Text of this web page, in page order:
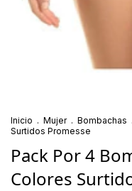
Inicio . Mujer . Bombachas
Surtidos Promesse
Pack Por 4
Colores